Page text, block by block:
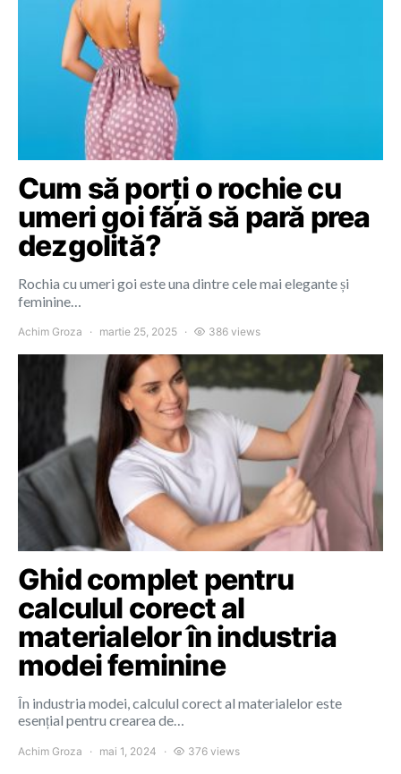
Cum să porți o rochie cu
umeri goi fără să pară prea
dezgolită?
Rochia cu umeri goi este una dintre cele mai elegante și
feminine…
Achim Groza martie 25, 2025 386 views
Ghid complet pentru
calculul corect al
materialelor în industria
modei feminine
În industria modei, calculul corect al materialelor este
esențial pentru crearea de…
Achim Groza mai 1, 2024 376 views